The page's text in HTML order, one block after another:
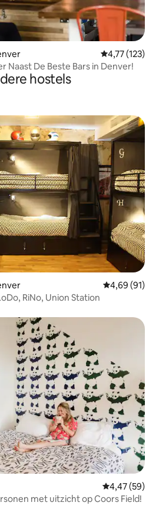
Gemiddelde
4,77 (123)
Naast De Beste Bars in Denver!
hostels
Gemiddelde
4,69 (91)
RiNo, Union Station
Gemiddelde
4,47 (59)
met uitzicht op Coors Field!